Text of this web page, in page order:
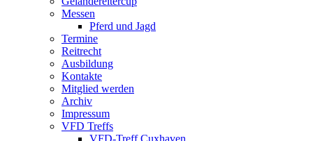
Messen
Pferd und Jagd
Termine
Reitrecht
Ausbildung
Kontakte
Mitglied werden
Archiv
Impressum
VFD Treffs
VFD-Treff Cuxhaven